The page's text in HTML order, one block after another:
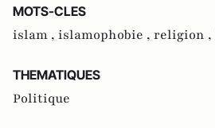
MOTS-CLES
islam , islamophobie , religion ,
THEMATIQUES
Politique